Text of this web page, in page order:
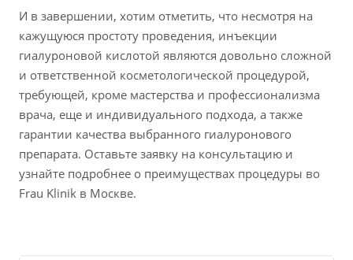
И в завершении, хотим отметить, что несмотря на
кажущуюся простоту проведения, инъекции
гиалуроновой кислотой являются довольно сложной
и ответственной косметологической процедурой,
требующей, кроме мастерства и профессионализма
врача, еще и индивидуального подхода, а также
гарантии качества выбранного гиалуронового
препарата. Оставьте заявку на консультацию и
узнайте подробнее о преимуществах процедуры во
Frau Klinik в Москве.